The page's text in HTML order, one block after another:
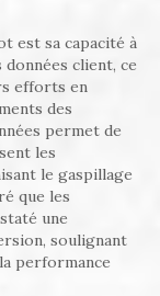
est sa capacité à
client, ce
efforts en
des
permet de
les
le gaspillage
que les
une
soulignant
performance